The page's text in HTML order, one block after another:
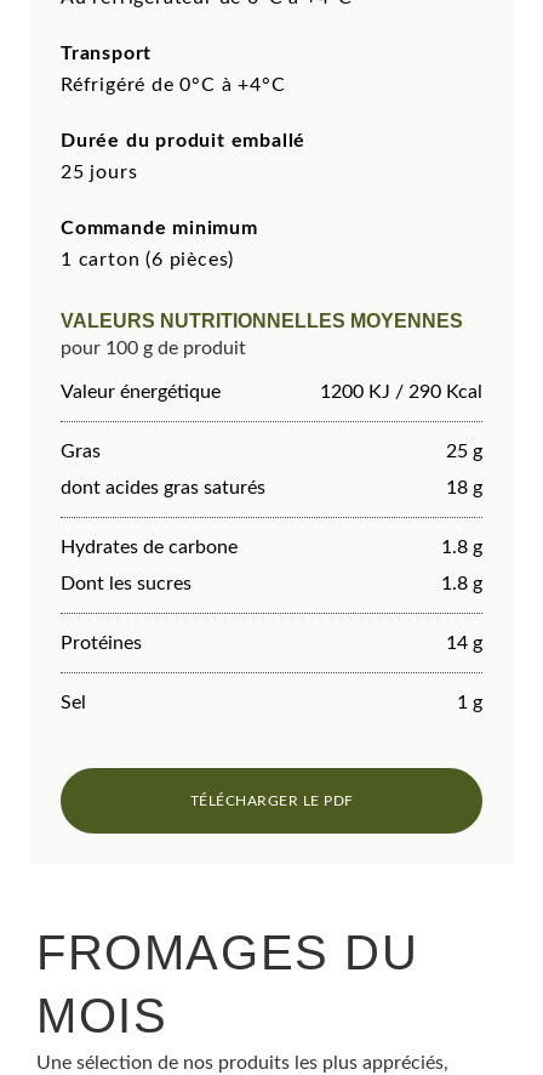
Transport
Réfrigéré de 0°C à +4°C
Durée du produit emballé
25 jours
Commande minimum
1 carton (6 pièces)
VALEURS NUTRITIONNELLES MOYENNES
pour 100 g de produit
Valeur énergétique 1200 KJ / 290 Kcal
Gras
25 g
dont acides gras saturés
18 g
Hydrates de carbone
1.8 g
Dont les sucres
1.8 g
Protéines 14 g
Sel 1 g
FROMAGES DU
MOIS
Une sélection de nos produits les plus appréciés,